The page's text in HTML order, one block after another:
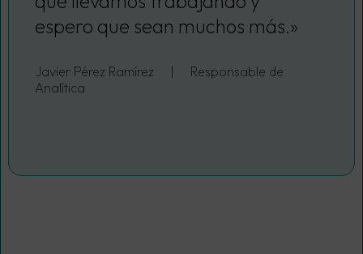
espero que sean muchos más.»
Javier Pérez Ramírez |
Responsable de
Analítica